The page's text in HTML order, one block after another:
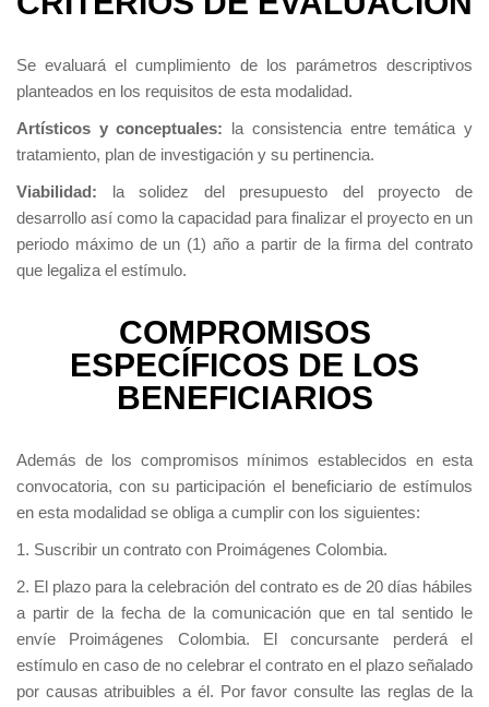
Se evaluará el cumplimiento de los parámetros descriptivos
planteados en los requisitos de esta modalidad.
Artísticos y conceptuales: la consistencia entre temática y
tratamiento, plan de investigación y su pertinencia.
Viabilidad: la solidez del presupuesto del proyecto de
desarrollo así como la capacidad para finalizar el proyecto en un
periodo máximo de un (1) año a partir de la firma del contrato
que legaliza el estímulo.
COMPROMISOS
ESPECÍFICOS DE LOS
BENEFICIARIOS
Además de los compromisos mínimos establecidos en esta
convocatoria, con su participación el beneficiario de estímulos
en esta modalidad se obliga a cumplir con los siguientes:
1. Suscribir un contrato con Proimágenes Colombia.
2. El plazo para la celebración del contrato es de 20 días hábiles
a partir de la fecha de la comunicación que en tal sentido le
envíe Proimágenes Colombia. El concursante perderá el
estímulo en caso de no celebrar el contrato en el plazo señalado
por causas atribuibles a él. Por favor consulte las reglas de la